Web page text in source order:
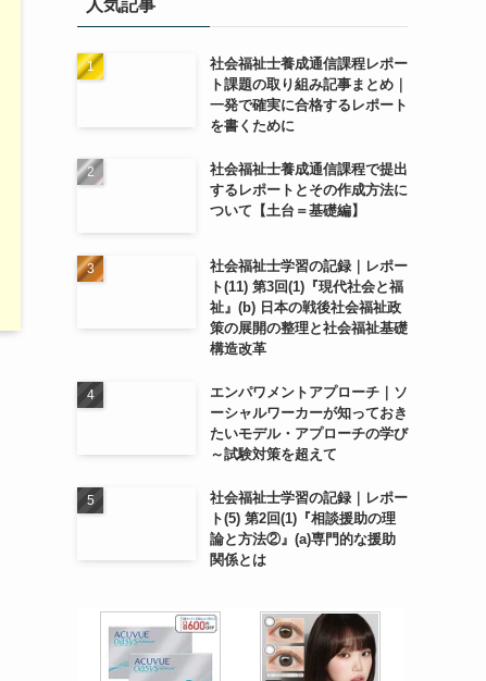
人気記事
社会福祉士養成通信課程レポー
ト課題の取り組み記事まとめ｜
一発で確実に合格するレポート
を書くために
社会福祉士養成通信課程で提出
するレポートとその作成方法に
ついて【土台＝基礎編】
社会福祉士学習の記録｜レポー
ト(11) 第3回(1)『現代社会と福
祉』(b) 日本の戦後社会福祉政
策の展開の整理と社会福祉基礎
構造改革
エンパワメントアプローチ｜ソ
ーシャルワーカーが知っておき
たいモデル・アプローチの学び
～試験対策を超えて
社会福祉士学習の記録｜レポー
ト(5) 第2回(1)『相談援助の理
論と方法②』(a)専門的な援助
関係とは